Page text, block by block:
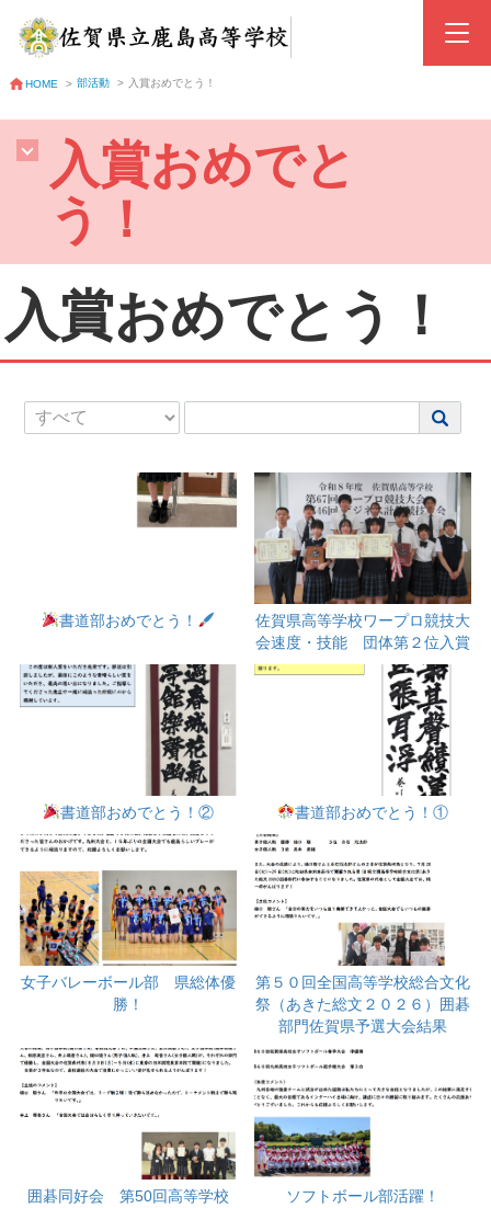
HOME > 部活動 > 入賞おめでとう！
入賞おめでと
う！
入賞おめでとう！
書道部おめでとう！
佐賀県高等学校ワープロ競技大
会速度・技能 団体第２位入賞
書道部おめでとう！② 書道部おめでとう！①
女子バレーボール部 県総体優
勝！
第５０回全国高等学校総合文化
祭（あきた総文２０２６）囲碁
部門佐賀県予選大会結果
囲碁同好会 第50回高等学校
ソフトボール部活躍！